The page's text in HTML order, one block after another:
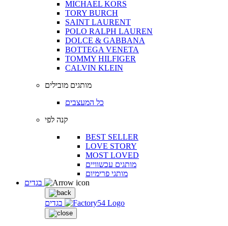
MICHAEL KORS
TORY BURCH
SAINT LAURENT
POLO RALPH LAUREN
DOLCE & GABBANA
BOTTEGA VENETA
TOMMY HILFIGER
CALVIN KLEIN
מותגים מובילים
כל המעצבים
קנה לפי
BEST SELLER
LOVE STORY
MOST LOVED
מותגים עכשוויים
מותגי פרימיום
בגדים